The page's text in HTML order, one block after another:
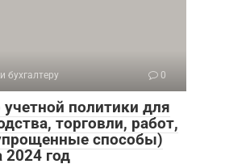
бухгалтеру 0
политики для
торговли, работ,
способы)
2024 год